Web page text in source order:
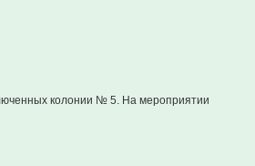
колонии № 5. На мероприятии